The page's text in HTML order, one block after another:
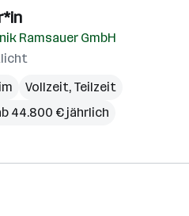
Ramsauer GmbH
Vollzeit, Teilzeit
44.800 € jährlich